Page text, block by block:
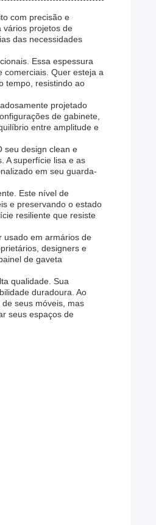
com precisão e
vários projetos de
das necessidades
Essa espessura
comerciais. Quer esteja a
tempo, resistindo ao
projetado
de gabinete,
entre amplitude e
seu design clean e
A superfície lisa e as
em seu guarda-
Este nível de
e preservando o estado
resiliente que resiste
usado em armários de
designers e
de gaveta
qualidade. Sua
duradoura. Ao
seus móveis, mas
seus espaços de